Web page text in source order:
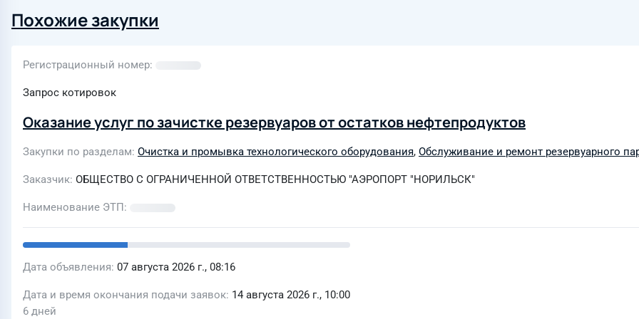
Похожие закупки
Регистрационный номер
Запрос котировок
Оказание услуг по зачистке резервуаров от остатков нефтепродуктов
Закупки по разделам Очистка и промывка технологического оборудования, Обслуживание и ремонт резервуарного
Заказчик ОБЩЕСТВО С ОГРАНИЧЕННОЙ ОТВЕТСТВЕННОСТЬЮ "АЭРОПОРТ "НОРИЛЬСК"
Наименование ЭТП
Дата объявления 07 августа 2026 г., 08:16
Дата и время окончания подачи заявок 14 августа 2026 г., 10:00
6 дней